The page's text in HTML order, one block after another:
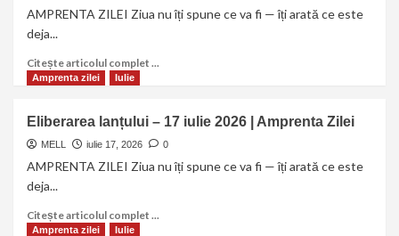
AMPRENTA ZILEI Ziua nu îți spune ce va fi — îți arată ce este
deja...
Citește articolul complet ...
Amprenta zilei Iulie
Eliberarea lanțului – 17 iulie 2026 | Amprenta Zilei
MELL iulie 17, 2026 0
AMPRENTA ZILEI Ziua nu îți spune ce va fi — îți arată ce este
deja...
Citește articolul complet ...
Amprenta zilei Iulie